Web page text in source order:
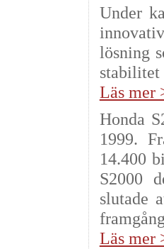
Under
lösning
stabilitet
Läs mer
Honda
1999.
14.400
S2000
slutade
Läs mer